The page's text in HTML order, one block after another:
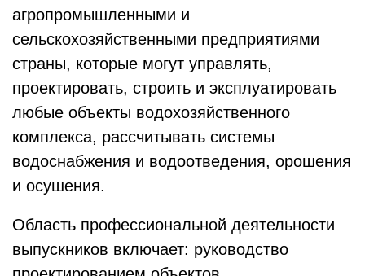
агропромышленными и
сельскохозяйственными предприятиями
страны, которые могут управлять,
проектировать, строить и эксплуатировать
любые объекты водохозяйственного
комплекса, рассчитывать системы
водоснабжения и водоотведения, орошения
и осушения.
Область профессиональной деятельности
выпускников включает: руководство